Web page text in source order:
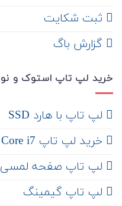
ثبت شکایت
‌ گزارش باگ
خرید لپ تاپ استوک و نو
لپ تاپ با هارد SSD
خرید لپ تاپ Core i7
لپ تاپ صفحه لمسی
لپ تاپ گیمینگ